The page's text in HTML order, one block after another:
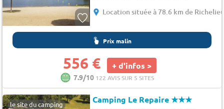
Location située à 78.6 km de
Prix malin
556 € + d'infos >
7.9/10 122 AVIS SUR 5 SITES
le site du camping Camping Le Repaire★★★